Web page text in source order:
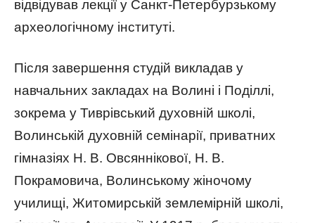
відвідував лекції у Санкт-Петербурзькому
археологічному інституті.
Після завершення студій викладав у
навчальних закладах на Волині і Поділлі,
зокрема у Тиврівський духовній школі,
Волинській духовній семінарії, приватних
гімназіях Н. В. Овсяннікової, Н. В.
Покрамовича, Волинському жіночому
училищі, Житомирській землемірній школі,